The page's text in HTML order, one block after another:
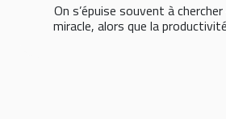
On s’épuise souvent à
miracle, alors que la